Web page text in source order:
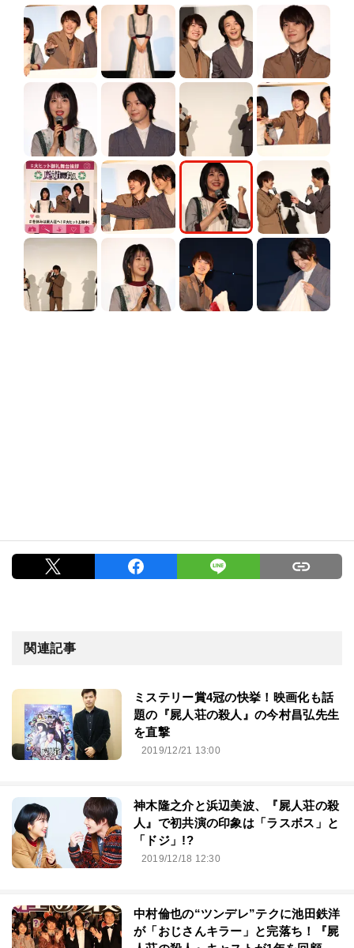
関連記事
ミステリー賞4冠の快挙！映画化も話
題の『屍人荘の殺人』の今村昌弘先生
を直撃
2019/12/21 13:00
神木隆之介と浜辺美波、『屍人荘の殺
人』で初共演の印象は「ラスボス」と
「ドジ」!?
2019/12/18 12:30
中村倫也の“ツンデレ”テクに池田鉄洋
が「おじさんキラー」と完落ち！『屍